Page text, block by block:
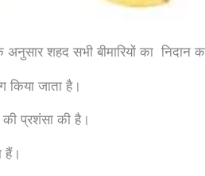
शहद सभी बीमारियों का निदान
किया जाता है।
प्रशंसा की है।
हैं।